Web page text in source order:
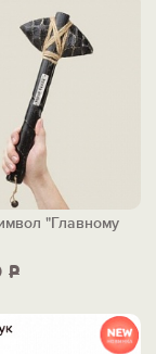
Р
"Главному